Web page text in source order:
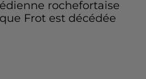
rochefortaise
Frot est décédée